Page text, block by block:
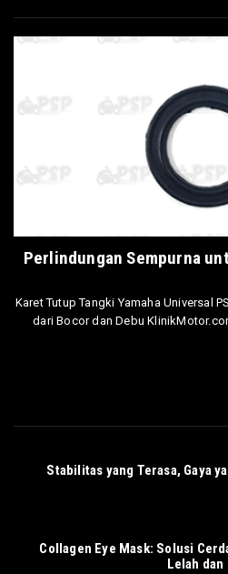
Perlindungan Sempurna
Karet Tutup Tangki Yamaha Universal
dari Bocor dan Debu
Stabilitas yang Terasa, Gaya
Collagen Eye Mask: Solusi
Lelah dan